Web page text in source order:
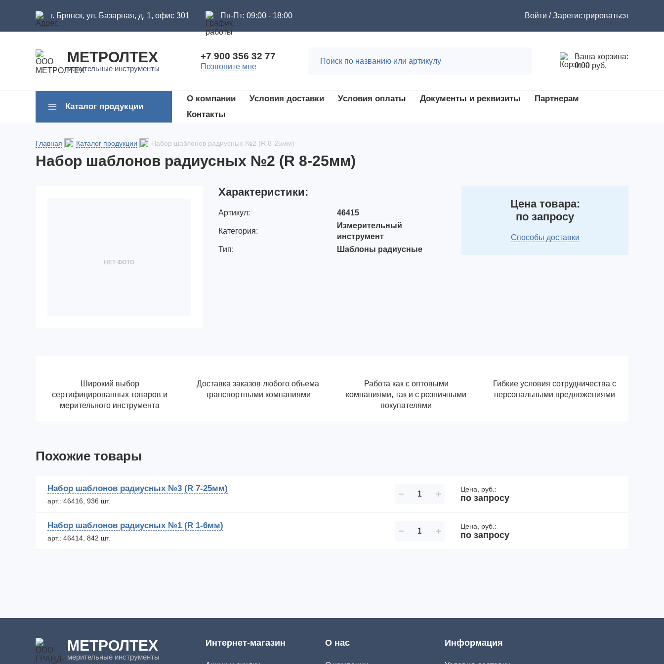
г. Брянск, ул. Базарная, д. 1, офис 301 Пн-Пт: 09:00 - 18:00 Войти /Зарегистрироваться
МЕТРОЛТЕХ
мерительные инструменты
+7 900 356 32 77
Позвоните мне
Ваша корзина:
0.00 руб.
Каталог продукции
О компании Условия доставки Условия оплаты Документы и реквизиты
Партнерам
Контакты
Главная Каталог продукции Набор шаблонов радиусных №2 (R 8-25мм)
Набор шаблонов радиусных №2 (R 8-25мм)
НЕТ ФОТО
Характеристики:
Артикул: 46415
Категория:
Измерительный
инструмент
Тип:
Шаблоны радиусные
Цена товара:
по запросу
Способы доставки
Широкий выбор
сертифицированных товаров и
мерительного инструмента
Доставка заказов любого объема
транспортными компаниями
Работа как с оптовыми
компаниями, так и с розничными
покупателями
Гибкие условия сотрудничества с
персональными предложениями
Похожие товары
Набор шаблонов радиусных №3 (R 7-25мм)
арт.: 46416, 936 шт.
− + Цена, руб.:
по запросу
Набор шаблонов радиусных №1 (R 1-6мм)
арт.: 46414, 842 шт.
− + Цена, руб.:
по запросу
МЕТРОЛТЕХ
мерительные инструменты
Интернет-магазин О нас Информация